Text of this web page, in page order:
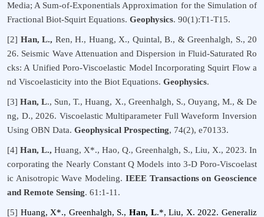
Media; A Sum-of-Exponentials Approximation for the Simulation of
Fractional Biot-Squirt Equations. Geophysics. 90(1):T1-T15.
[2] Han, L., Ren, H., Huang, X., Quintal, B., & Greenhalgh, S., 20
26. Seismic Wave Attenuation and Dispersion in Fluid-Saturated Ro
cks: A Unified Poro-Viscoelastic Model Incorporating Squirt Flow a
nd Viscoelasticity into the Biot Equations. Geophysics.
[3]Han, L., Sun, T., Huang, X., Greenhalgh, S., Ouyang, M., & De
ng, D., 2026. Viscoelastic Multiparameter Full Waveform Inversion
Using OBN Data. Geophysical Prospecting, 74(2), e70133.
[4] Han, L., Huang, X*., Hao, Q., Greenhalgh, S., Liu, X., 2023. In
corporating the Nearly Constant Q Models into 3-D Poro-Viscoelast
ic Anisotropic Wave Modeling. IEEE Transactions on Geoscience
and Remote Sensing. 61:1-11.
[5] Huang, X*., Greenhalgh, S.,Han, L.*, Liu, X. 2022. Generaliz